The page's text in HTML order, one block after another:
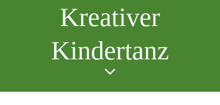
Kreativer
Kindertanz